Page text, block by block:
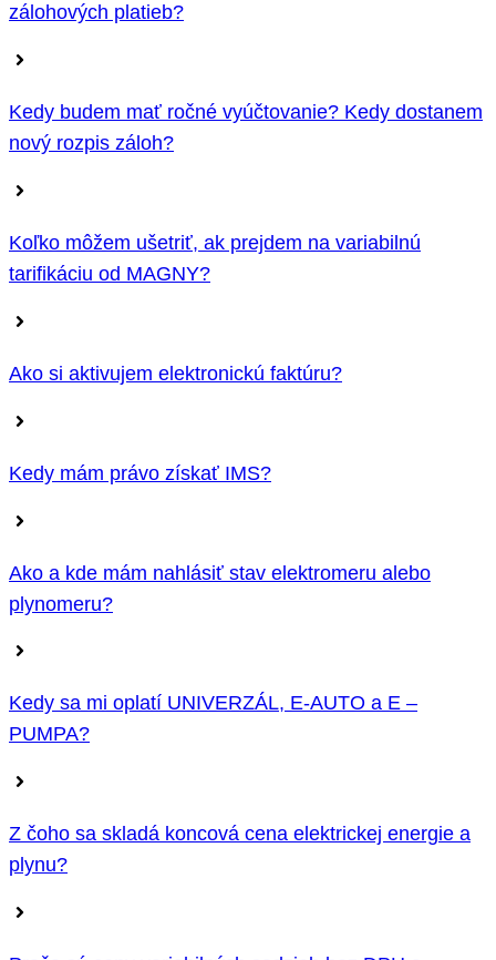
zálohových platieb?
Kedy budem mať ročné vyúčtovanie? Kedy dostanem
nový rozpis záloh?
Koľko môžem ušetriť, ak prejdem na variabilnú
tarifikáciu od MAGNY?
Ako si aktivujem elektronickú faktúru?
Kedy mám právo získať IMS?
Ako a kde mám nahlásiť stav elektromeru alebo
plynomeru?
Kedy sa mi oplatí UNIVERZÁL, E-AUTO a E –
PUMPA?
Z čoho sa skladá koncová cena elektrickej energie a
plynu?